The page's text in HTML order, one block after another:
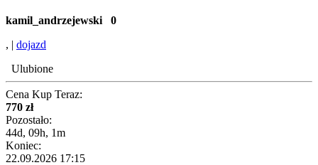
kamil_andrzejewski 0
, | dojazd
Ulubione
Cena Kup Teraz:
770 zł
Pozostało:
44d, 09h, 1m
Koniec:
22.09.2026 17:15